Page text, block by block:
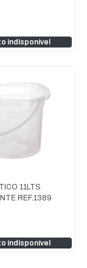
indisponível
11LTS
REF.1389
indisponível